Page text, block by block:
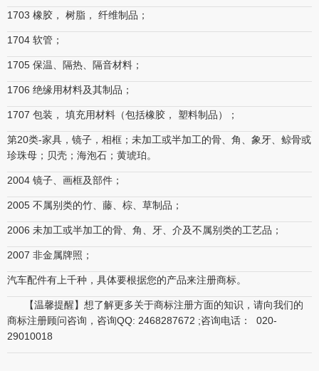
1703 橡胶， 树脂， 纤维制品；
1704 软管；
1705 保温、隔热、隔音材料；
1706 绝缘用材料及其制品；
1707 包装， 填充用材料（包括橡胶， 塑料制品）；
第20类-家具，镜子，相框；未加工或半加工的骨、角、象牙、鲸骨或
珍珠母；贝壳；海泡石；黄琥珀。
2004 镜子、画框及部件；
2005 不属别类的竹、藤、棕、草制品；
2006 未加工或半加工的骨、角、牙、介及不属别类的工艺品；
2007 非金属牌照；
汽车配件有上千种，具体要根据您的产品来注册商标。
【温馨提醒】想了解更多关于商标注册方面的知识，请向我们的
商标注册顾问咨询，咨询QQ: 2468287672 ;咨询电话： 020-
29010018